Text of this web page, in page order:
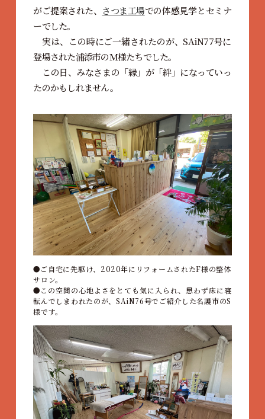
がご提案された、 さつま工場での体感見学とセミナ
ーでした。
実は、この時にご一緒されたのが、SAiN77号に
登場された浦添市のＭ様たちでした。
この日、みなさまの「縁」が「絆」になっていっ
たのかもしれません。
ご自宅に先駆け、2020年にリフォームされたF様の整体
サロン。
この空間の心地よさをとても気に入られ、思わず床に寝
転んでしまわれたのが、SAiN76号でご紹介した名護市のS
様です。